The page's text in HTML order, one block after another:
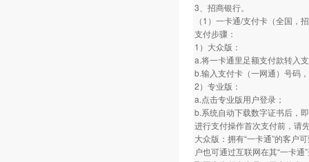
3、招商银行。
（1）一卡通/支付卡（全国，
支付步骤：
1）大众版：
a.将一卡通里足额支付款转入
b.输入支付卡（一网通）号码
2）专业版：
a.点击专业版用户登录；
b.系统自动下载数字证书后，
进行支付操作首次支付前，请
大众版：拥有“一卡通”的客户
户也可通过互联网在其“一卡